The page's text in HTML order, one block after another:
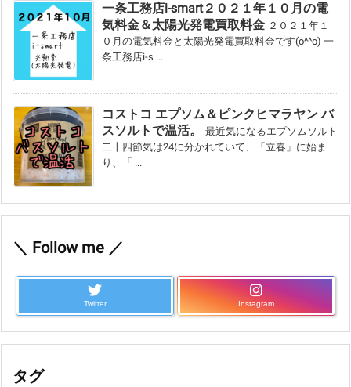
一条工務店i-smart２０２１年１０月の電
気料金＆太陽光発電買取料金 ２０２１年１
０月の電気料金と太陽光発電買取料金です(o^^o) 一
条工務店i-s ...
コストコ エプソム＆ピンクヒマラヤン バ
スソルトで温活。
最近気になるエプソムソルト
二十四節気は24に分かれていて、「立春」に始ま
り、「 ...
＼ Follow me ／
Twitter Instagram
タグ